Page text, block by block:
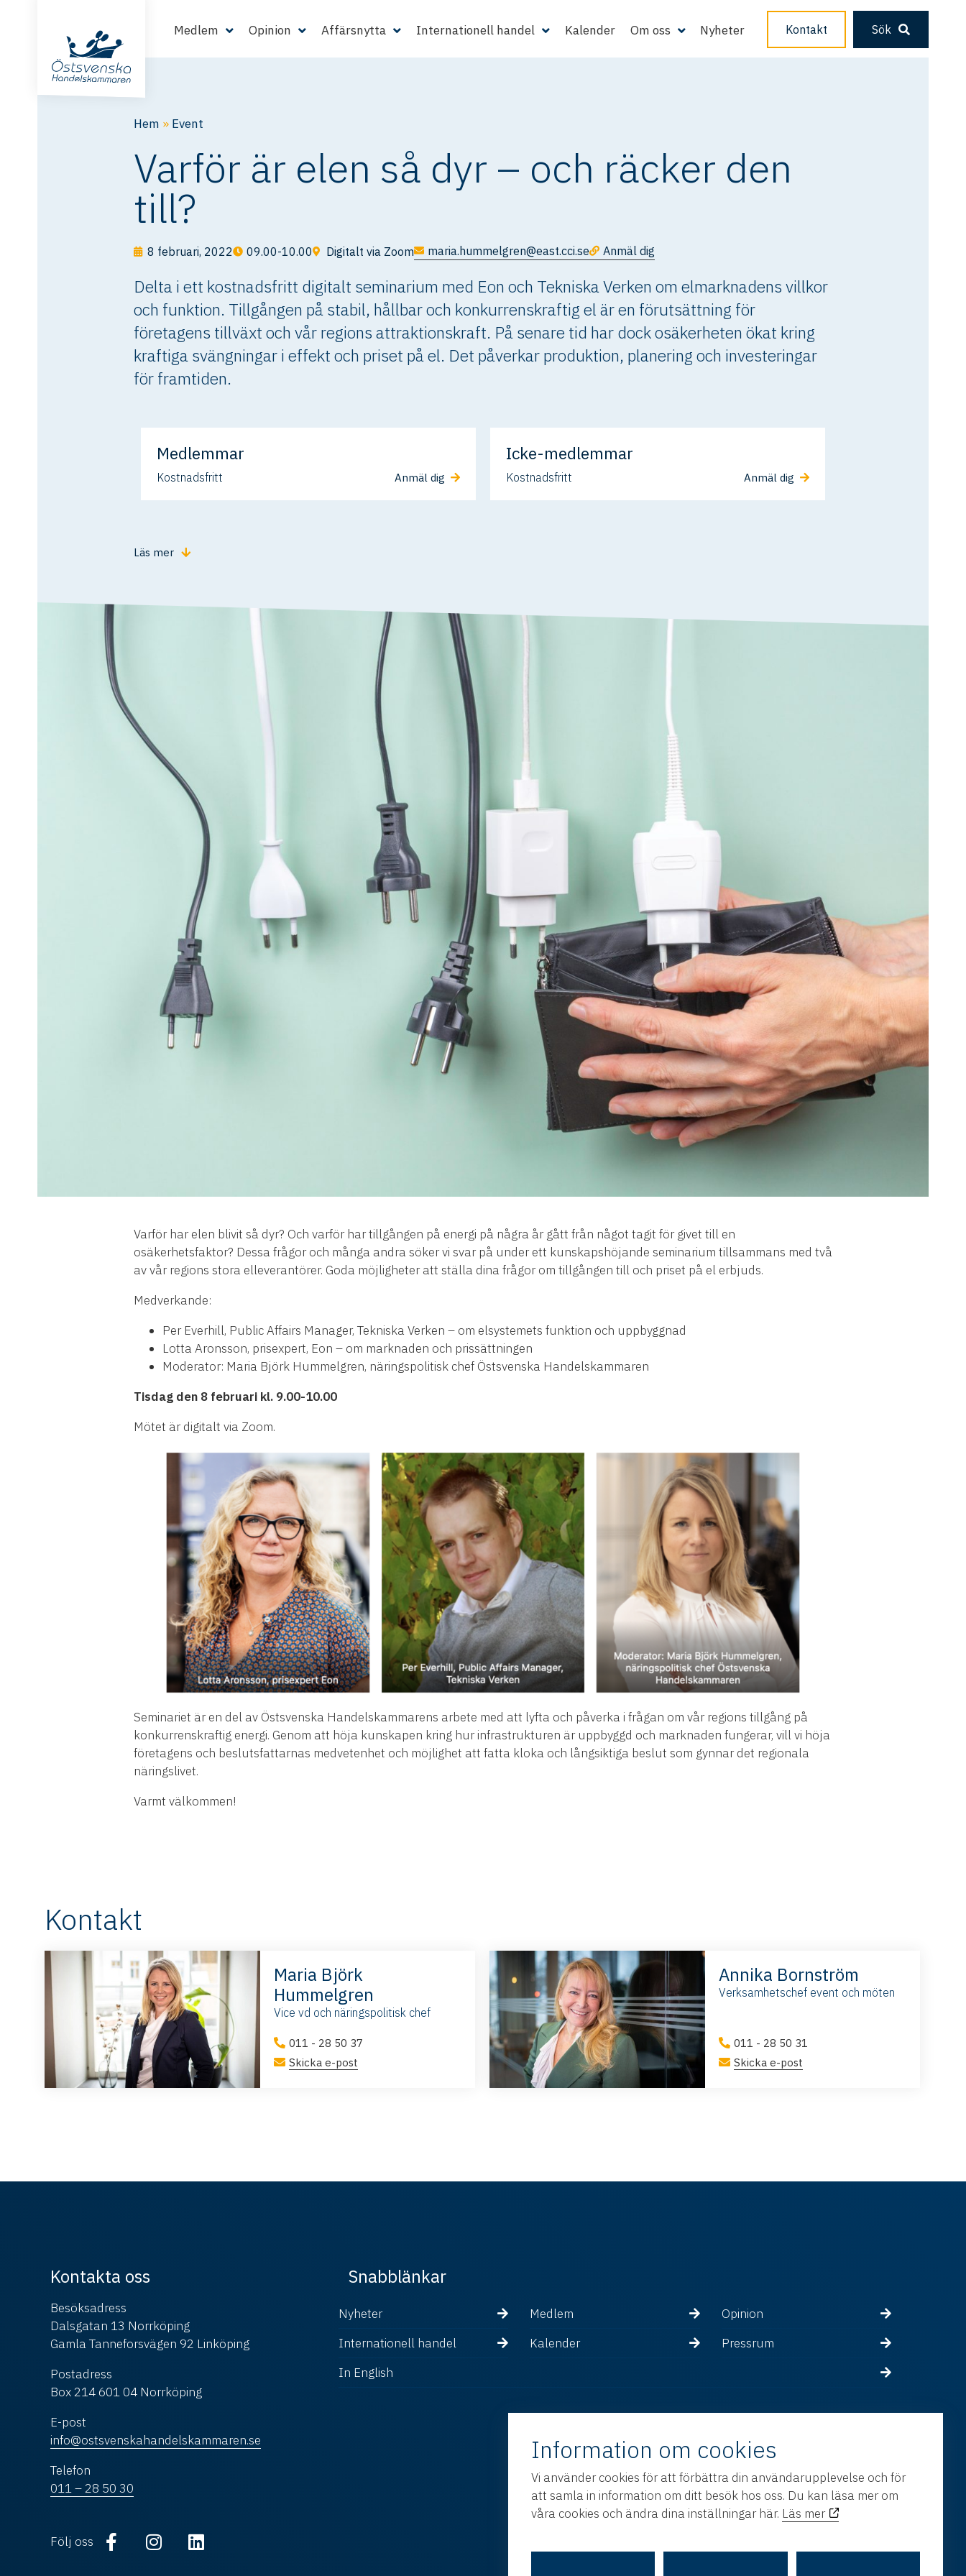
Medlem Opinion Affärsnytta Internationell handel Kalender Om oss Nyheter Kontakt Sök
Hem » Event
Varför är elen så dyr – och räcker den
till?
8 februari, 2022 09.00-10.00 Digitalt via Zoom maria.hummelgren@east.cci.se Anmäl dig
Delta i ett kostnadsfritt digitalt seminarium med Eon och Tekniska Verken om elmarknadens villkor
och funktion. Tillgången på stabil, hållbar och konkurrenskraftig el är en förutsättning för
företagens tillväxt och vår regions attraktionskraft. På senare tid har dock osäkerheten ökat kring
kraftiga svängningar i effekt och priset på el. Det påverkar produktion, planering och investeringar
för framtiden.
Medlemmar
Kostnadsfritt Anmäl dig
Icke-medlemmar
Kostnadsfritt Anmäl dig
Läs mer
Varför har elen blivit så dyr? Och varför har tillgången på energi på några år gått från något tagit för givet till en
osäkerhetsfaktor? Dessa frågor och många andra söker vi svar på under ett kunskapshöjande seminarium tillsammans med två
av vår regions stora elleverantörer. Goda möjligheter att ställa dina frågor om tillgången till och priset på el erbjuds.
Medverkande:
Per Everhill, Public Affairs Manager, Tekniska Verken – om elsystemets funktion och uppbyggnad
Lotta Aronsson, prisexpert, Eon – om marknaden och prissättningen
Moderator: Maria Björk Hummelgren, näringspolitisk chef Östsvenska Handelskammaren
Tisdag den 8 februari kl. 9.00-10.00
Mötet är digitalt via Zoom.
Seminariet är en del av Östsvenska Handelskammarens arbete med att lyfta och påverka i frågan om vår regions tillgång på
konkurrenskraftig energi. Genom att höja kunskapen kring hur infrastrukturen är uppbyggd och marknaden fungerar, vill vi höja
företagens och beslutsfattarnas medvetenhet och möjlighet att fatta kloka och långsiktiga beslut som gynnar det regionala
näringslivet.
Varmt välkommen!
Kontakt
Maria Björk
Hummelgren
Vice vd och näringspolitisk chef
011 - 28 50 37
Skicka e-post
Annika Bornström
Verksamhetschef event och möten
011 - 28 50 31
Skicka e-post
Kontakta oss
Besöksadress
Dalsgatan 13 Norrköping
Gamla Tanneforsvägen 92 Linköping
Postadress
Box 214 601 04 Norrköping
E-post
info@ostsvenskahandelskammaren.se
Telefon
011 – 28 50 30
Följ oss
Snabblänkar
Nyheter Medlem
Opinion
Internationell handel
Kalender
Pressrum
In English
Information om cookies
Vi använder cookies för att förbättra din användarupplevelse och för
att samla in information om ditt besök hos oss. Du kan läsa mer om
våra cookies och ändra dina inställningar här. Läs mer